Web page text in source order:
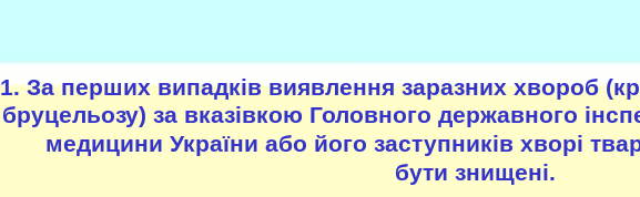
1. За перших випадків виявлення заразних хвороб
бруцельозу) за вказівкою Головного державного
медицини України або його заступників хворі
бути знищені.